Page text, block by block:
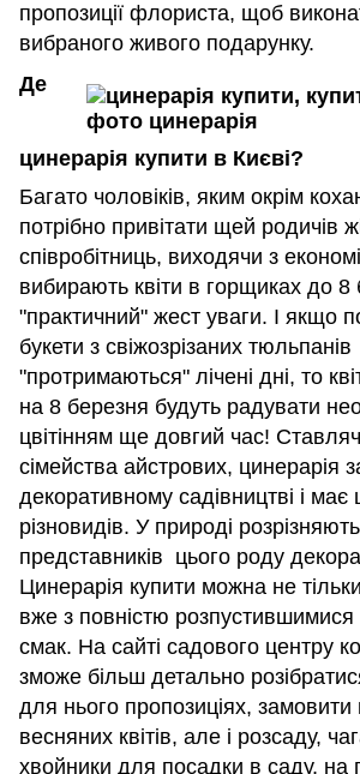
пропозиції флориста, щоб
вибраного живого подарунку.
Де
цинерарія купити в Києві?
Багато чоловіків, яким окрім
потрібно привітати щей родичів
співробітниць, виходячи з
вибирають квіти в горщиках до
"практичний" жест уваги. І якщо
букети з свіжозрізаних тюльпанів
"протримаються" лічені дні, то
на 8 березня будуть радувати
цвітінням ще довгий час!
сімейства айстрових, цинерарія
декоративному садівництві і
різновидів. У природі
представників цього роду
Цинерарія купити можна не
вже з повністю розпустившимися
смак. На сайті садового центру
зможе більш детально
для нього пропозиціях, замовити
весняних квітів, але і розсаду,
хвойники для посадки в саду, на